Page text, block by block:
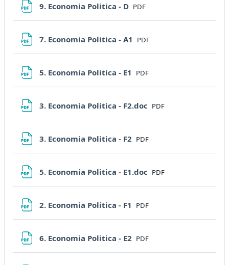
9. Economia Politica - D File
PDF
7. Economia Politica - A1 File
PDF
5. Economia Politica - E1 File
PDF
3. Economia Politica - F2.doc File
PDF
3. Economia Politica - F2 File
PDF
5. Economia Politica - E1.doc File
PDF
2. Economia Politica - F1 File
PDF
6. Economia Politica - E2 File
PDF